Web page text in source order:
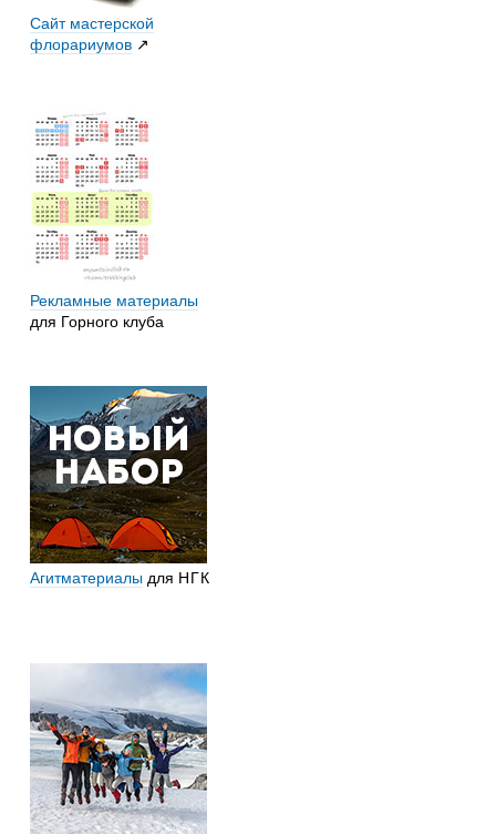
Сайт мастерской
флорариумов↗
Рекламные материалы
для Горного клуба
Агитматериалыдля НГК